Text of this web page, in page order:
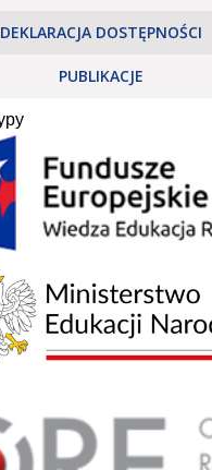
DEKLARACJA DOSTĘPNOŚCI
PUBLIKACJE